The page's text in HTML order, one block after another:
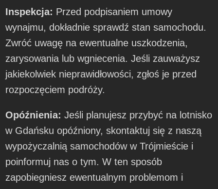
Inspekcja: Przed podpisaniem umowy
wynajmu, dokładnie sprawdź stan samochodu.
Zwróć uwagę na ewentualne uszkodzenia,
zarysowania lub wgniecenia. Jeśli zauważysz
jakiekolwiek nieprawidłowości, zgłoś je przed
rozpoczęciem podróży.
Opóźnienia: Jeśli planujesz przybyć na lotnisko
w Gdańsku opóźniony, skontaktuj się z naszą
wypożyczalnią samochodów w Trójmieście i
poinformuj nas o tym. W ten sposób
zapobiegniesz ewentualnym problemom i